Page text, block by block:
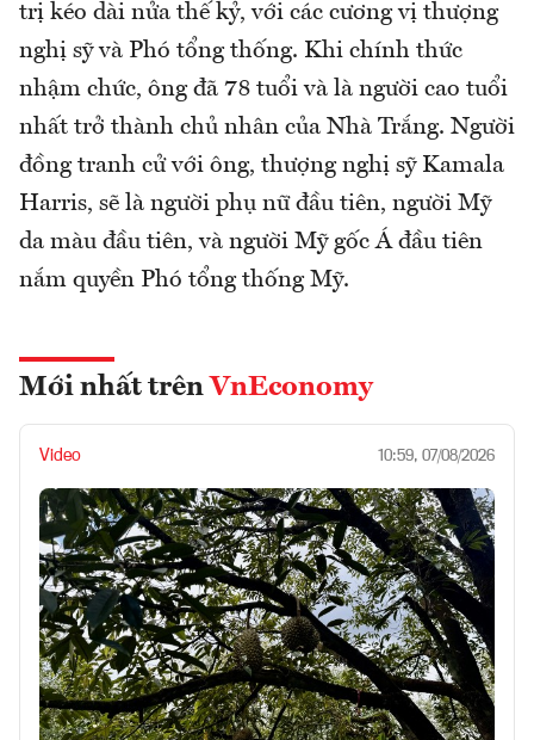
trị kéo dài nửa thế kỷ, với các cương vị thượng
nghị sỹ và Phó tổng thống. Khi chính thức
nhậm chức, ông đã 78 tuổi và là người cao tuổi
nhất trở thành chủ nhân của Nhà Trắng. Người
đồng tranh cử với ông, thượng nghị sỹ Kamala
Harris, sẽ là người phụ nữ đầu tiên, người Mỹ
da màu đầu tiên, và người Mỹ gốc Á đầu tiên
nắm quyền Phó tổng thống Mỹ.
Mới nhất trên VnEconomy
Video 10:59, 07/08/2026